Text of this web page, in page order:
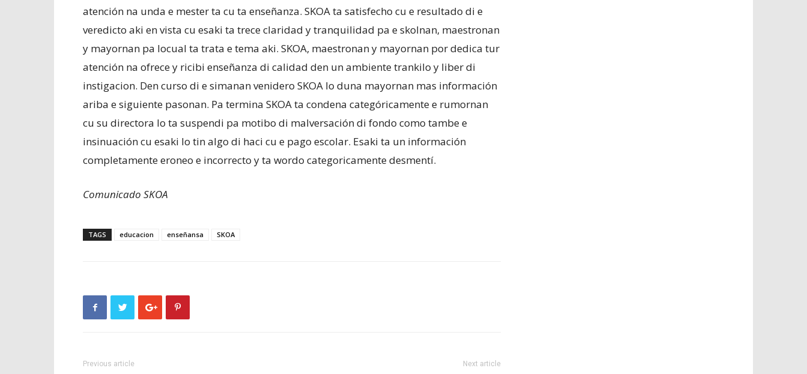
atención na unda e mester ta cu ta enseñanza. SKOA ta satisfecho cu e resultado di e
veredicto aki en vista cu esaki ta trece claridad y tranquilidad pa e skolnan, maestronan
y mayornan pa locual ta trata e tema aki. SKOA, maestronan y mayornan por dedica tur
atención na ofrece y ricibi enseñanza di calidad den un ambiente trankilo y liber di
instigacion. Den curso di e simanan venidero SKOA lo duna mayornan mas información
ariba e siguiente pasonan. Pa termina SKOA ta condena categóricamente e rumornan
cu su directora lo ta suspendi pa motibo di malversación di fondo como tambe e
insinuación cu esaki lo tin algo di haci cu e pago escolar. Esaki ta un información
completamente eroneo e incorrecto y ta wordo categoricamente desmentí.
Comunicado SKOA
TAGS educacion enseñansa SKOA
Previous article Next article